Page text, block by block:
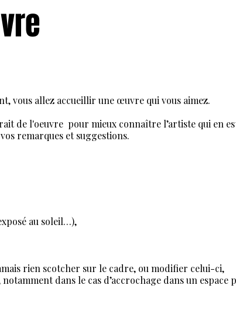
vous allez accueillir une œuvre qui vous aimez.
de l'oeuvre pour mieux connaître l’artiste qui en
remarques et suggestions.
au soleil…),
rien scotcher sur le cadre, ou modifier celui-ci,
dans le cas d’accrochage dans un espace